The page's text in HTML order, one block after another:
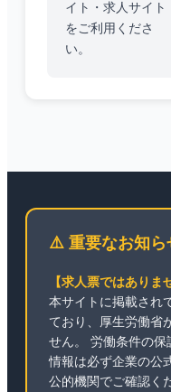
イト・求人サイト
をご利用くださ
い。
⚠️ 重要なお知ら
【求人票ではありま
本サイトに掲載され
ており、厚生労働省
せん。 労働条件の保
情報は必ず企業の公
公的機関でご確認く